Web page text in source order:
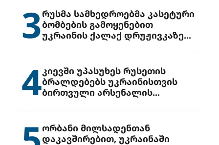
3რუსმა სამხედროებმა კასეტური
ბომბების გამოყენებით
უკრაინის ქალაქ დრუჟივკაზე
4კიევში უპასუხეს რუსეთის
ბრალდებებს უკრაინისთვის
ბირთვული არსენალის
ორბანი მილსადენთან
დაკავშირებით, უკრაინაში